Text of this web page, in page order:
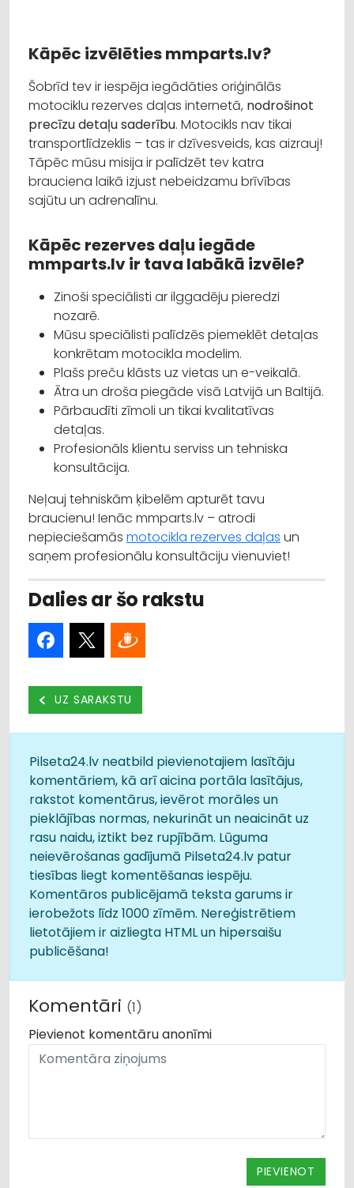
Kāpēc izvēlēties mmparts.lv?
Šobrīd tev ir iespēja iegādāties oriģinālās
motociklu rezerves daļas internetā, nodrošinot
precīzu detaļu saderību. Motocikls nav tikai
transportlīdzeklis – tas ir dzīvesveids, kas aizrauj!
Tāpēc mūsu misija ir palīdzēt tev katra
brauciena laikā izjust nebeidzamu brīvības
sajūtu un adrenalīnu.
Kāpēc rezerves daļu iegāde
mmparts.lv ir tava labākā izvēle?
Zinoši speciālisti ar ilggadēju pieredzi
nozarē.
Mūsu speciālisti palīdzēs piemeklēt detaļas
konkrētam motocikla modelim.
Plašs preču klāsts uz vietas un e-veikalā.
Ātra un droša piegāde visā Latvijā un Baltijā.
Pārbaudīti zīmoli un tikai kvalitatīvas
detaļas.
Profesionāls klientu serviss un tehniska
konsultācija.
Neļauj tehniskām ķibelēm apturēt tavu
braucienu! Ienāc mmparts.lv – atrodi
nepieciešamās motocikla rezerves daļas un
saņem profesionālu konsultāciju vienuviet!
Dalies ar šo rakstu
UZ SARAKSTU
Pilseta24.lv neatbild pievienotajiem lasītāju
komentāriem, kā arī aicina portāla lasītājus,
rakstot komentārus, ievērot morāles un
pieklājības normas, nekurināt un neaicināt uz
rasu naidu, iztikt bez rupjībām. Lūguma
neievērošanas gadījumā Pilseta24.lv patur
tiesības liegt komentēšanas iespēju.
Komentāros publicējamā teksta garums ir
ierobežots līdz 1000 zīmēm. Nereģistrētiem
lietotājiem ir aizliegta HTML un hipersaišu
publicēšana!
Komentāri (1)
Pievienot komentāru anonīmi
PIEVIENOT